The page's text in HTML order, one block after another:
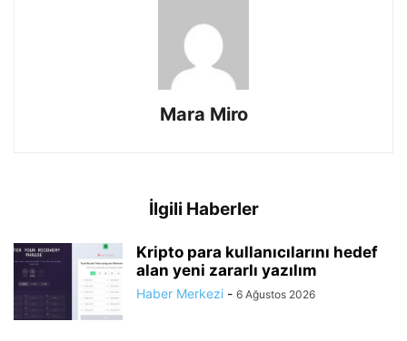
Mara Miro
İlgili Haberler
Kripto para kullanıcılarını hedef
alan yeni zararlı yazılım
Haber Merkezi - 6 Ağustos 2026